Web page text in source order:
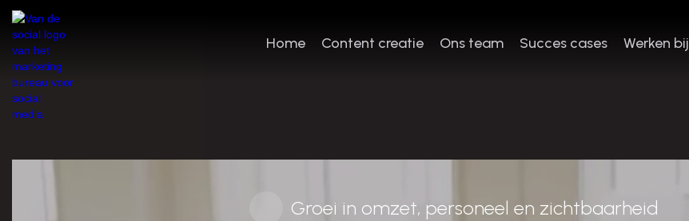
Home Content creatie Ons team Succes cases Werken bij
Groei in omzet, personeel en zichtbaarheid